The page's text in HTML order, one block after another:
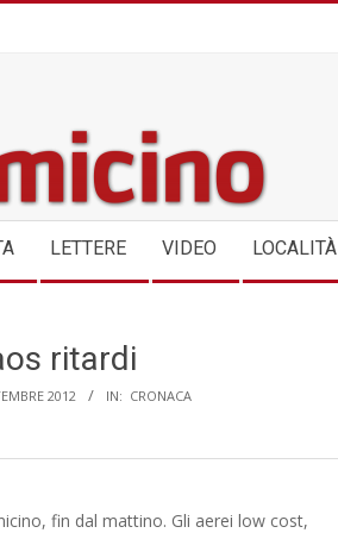
LETTERE VIDEO LOCALITÀ
ritardi
2012 IN: CRONACA
fin dal mattino. Gli aerei low cost,